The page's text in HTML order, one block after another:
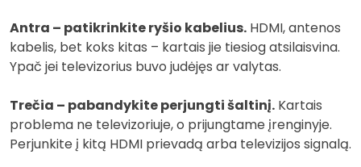
Antra – patikrinkite ryšio kabelius. HDMI, antenos
kabelis, bet koks kitas – kartais jie tiesiog atsilaisvina.
Ypač jei televizorius buvo judėjęs ar valytas.
Trečia – pabandykite perjungti šaltinį. Kartais
problema ne televizoriuje, o prijungtame įrenginyje.
Perjunkite į kitą HDMI prievadą arba televizijos signalą.